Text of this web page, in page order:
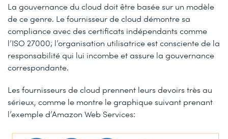
La gouvernance du cloud doit être basée sur un modèle
de ce genre. Le fournisseur de cloud démontre sa
compliance avec des certificats indépendants comme
l’ISO 27000; l’organisation utilisatrice est consciente de la
responsabilité qui lui incombe et assure la gouvernance
correspondante.
Les fournisseurs de cloud prennent leurs devoirs très au
sérieux, comme le montre le graphique suivant prenant
l’exemple d’Amazon Web Services: